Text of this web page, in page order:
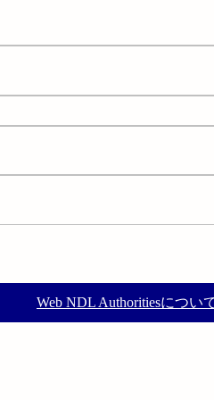
Web NDL Authoritiesについ